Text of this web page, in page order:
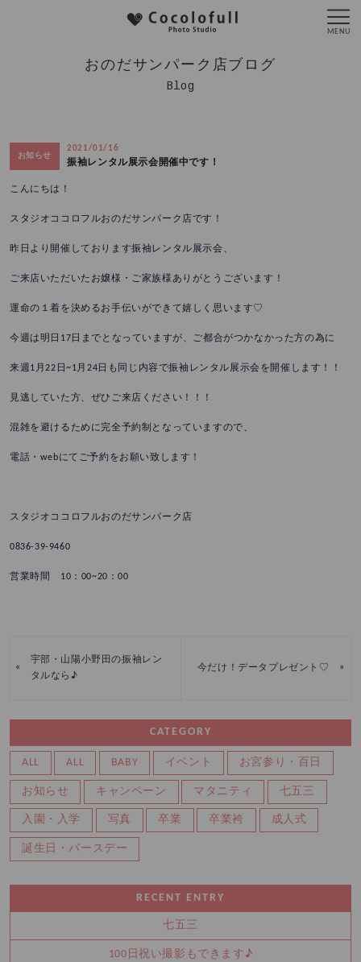
おのだサンパーク店ブログ
Blog
お知らせ
2021/01/16
振袖レンタル展示会開催中です！
こんにちは！
スタジオココロフルおのだサンパーク店です！
昨日より開催しております振袖レンタル展示会、
ご来店いただいたお嬢様・ご家族様ありがとうございます！
運命の１着を決めるお手伝いができて嬉しく思います♡
今週は明日17日までとなっていますが、ご都合がつかなかった方の為に
来週1月22日~1月24日も同じ内容で振袖レンタル展示会を開催します！！
見逃していた方、ぜひご来店ください！！！
混雑を避けるために完全予約制となっていますので、
電話・webにてご予約をお願い致します！
スタジオココロフルおのだサンパーク店
0836-39-9460
営業時間 10：00~20：00
«
宇部・山陽小野田の振袖レン
タルなら♪
今だけ！データプレゼント♡ »
CATEGORY
ALL ALL BABY イベント お宮参り・百日
お知らせ キャンペーン マタニティ 七五三
入園・入学 写真 卒業 卒業袴 成人式
誕生日・バースデー
RECENT ENTRY
七五三
100日祝い撮影もできます♪